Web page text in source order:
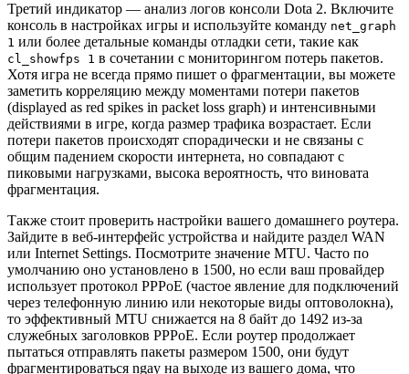
Третий индикатор — анализ логов консоли Dota 2. Включите
консоль в настройках игры и используйте команду net_graph
1 или более детальные команды отладки сети, такие как
cl_showfps 1 в сочетании с мониторингом потерь пакетов.
Хотя игра не всегда прямо пишет о фрагментации, вы можете
заметить корреляцию между моментами потери пакетов
(displayed as red spikes in packet loss graph) и интенсивными
действиями в игре, когда размер трафика возрастает. Если
потери пакетов происходят спорадически и не связаны с
общим падением скорости интернета, но совпадают с
пиковыми нагрузками, высока вероятность, что виновата
фрагментация.
Также стоит проверить настройки вашего домашнего роутера.
Зайдите в веб-интерфейс устройства и найдите раздел WAN
или Internet Settings. Посмотрите значение MTU. Часто по
умолчанию оно установлено в 1500, но если ваш провайдер
использует протокол PPPoE (частое явление для подключений
через телефонную линию или некоторые виды оптоволокна),
то эффективный MTU снижается на 8 байт до 1492 из-за
служебных заголовков PPPoE. Если роутер продолжает
пытаться отправлять пакеты размером 1500, они будут
фрагментироваться ngay на выходе из вашего дома, что